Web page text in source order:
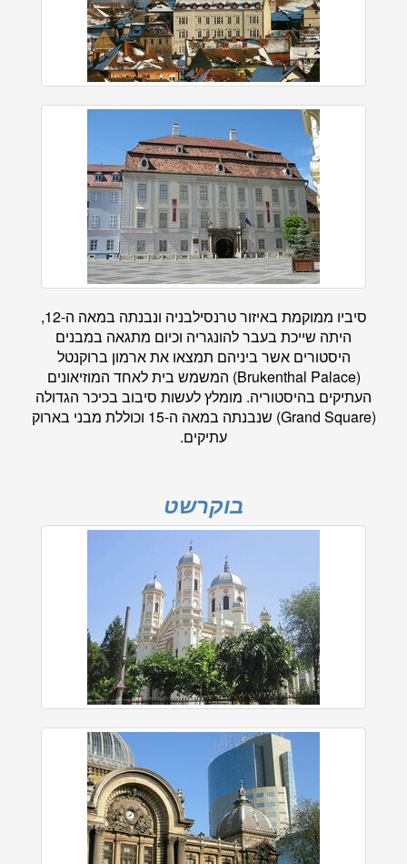
סיביו ממוקמת באיזור טרנסילבניה ונבנתה במאה ה-12,
היתה שייכת בעבר להונגריה וכיום מתגאה במבנים
היסטורים אשר ביניהם תמצאו את ארמון ברוקנטל
(Brukenthal Palace) המשמש בית לאחד המוזיאונים
העתיקים בהיסטוריה. מומלץ לעשות סיבוב בכיכר הגדולה
(Grand Square) שנבנתה במאה ה-15 וכוללת מבני בארוק
עתיקים.
בוקרשט